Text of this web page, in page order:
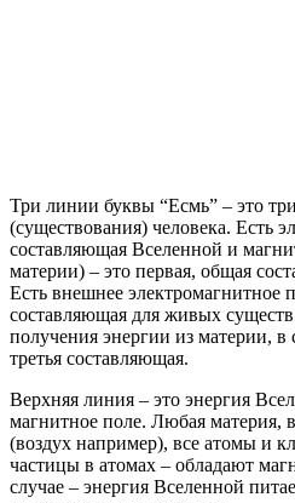
Три линии буквы “Есмь” – это
(существования) человека. Есть
составляющая Вселенной и
материи) – это первая, общая
Есть внешнее электромагнитное
составляющая для живых
получения энергии из материи, в
третья составляющая.
Верхняя линия – это энергия
магнитное поле. Любая материя,
(воздух например), все атомы и
частицы в атомах – обладают
случае – энергия Вселенной